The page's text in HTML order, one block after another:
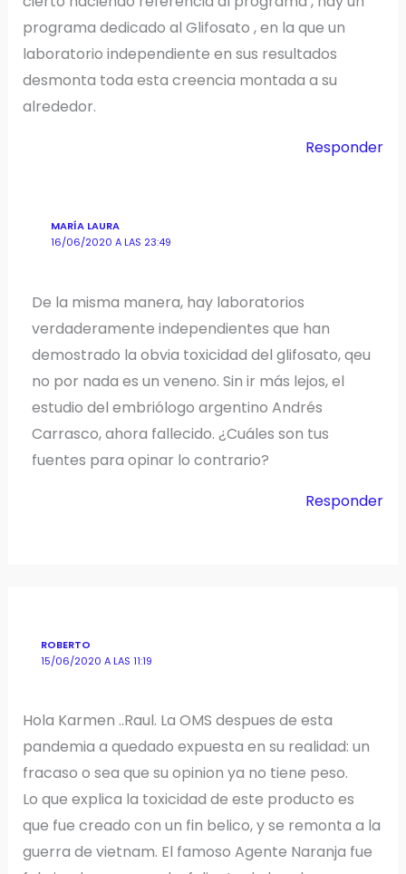
programa dedicado al Glifosato , en la que un
laboratorio independiente en sus resultados
desmonta toda esta creencia montada a su
alrededor.
Responder
MARÍA LAURA
16/06/2020 A LAS 23:49
De la misma manera, hay laboratorios
verdaderamente independientes que han
demostrado la obvia toxicidad del glifosato, qeu
no por nada es un veneno. Sin ir más lejos, el
estudio del embriólogo argentino Andrés
Carrasco, ahora fallecido. ¿Cuáles son tus
fuentes para opinar lo contrario?
Responder
ROBERTO
15/06/2020 A LAS 11:19
Hola Karmen ..Raul. La OMS despues de esta
pandemia a quedado expuesta en su realidad: un
fracaso o sea que su opinion ya no tiene peso.
Lo que explica la toxicidad de este producto es
que fue creado con un fin belico, y se remonta a la
guerra de vietnam. El famoso Agente Naranja fue